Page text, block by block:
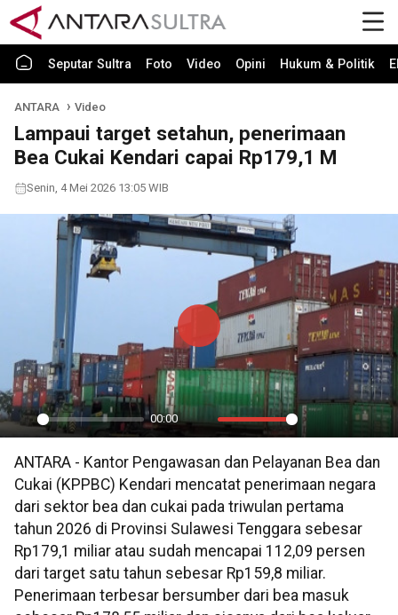
Seputar Sultra Foto Video Opini Hukum & Politik
ANTARA Video
Lampaui target setahun, penerimaan
Bea Cukai Kendari capai Rp179,1 M
Senin, 4 Mei 2026 13:05 WIB
Play
00:00
Mute Settings
PIP
Play
ANTARA - Kantor Pengawasan dan Pelayanan Bea dan
Cukai (KPPBC) Kendari mencatat penerimaan negara
dari sektor bea dan cukai pada triwulan pertama
tahun 2026 di Provinsi Sulawesi Tenggara sebesar
Rp179,1 miliar atau sudah mencapai 112,09 persen
dari target satu tahun sebesar Rp159,8 miliar.
Penerimaan terbesar bersumber dari bea masuk